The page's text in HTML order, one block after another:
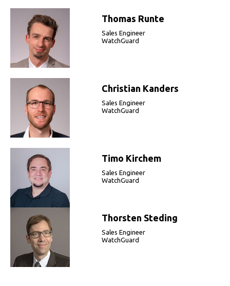
Thomas Runte
Sales Engineer
WatchGuard
Christian Kanders
Sales Engineer
WatchGuard
Timo Kirchem
Sales Engineer
WatchGuard
Thorsten Steding
Sales Engineer
WatchGuard